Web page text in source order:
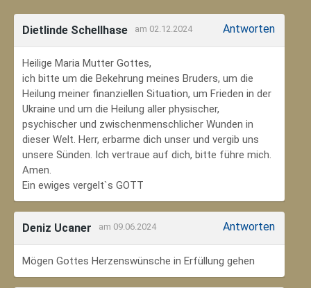
Dietlinde Schellhase am 02.12.2024 Antworten
Heilige Maria Mutter Gottes,
ich bitte um die Bekehrung meines Bruders, um die
Heilung meiner finanziellen Situation, um Frieden in der
Ukraine und um die Heilung aller physischer,
psychischer und zwischenmenschlicher Wunden in
dieser Welt. Herr, erbarme dich unser und vergib uns
unsere Sünden. Ich vertraue auf dich, bitte führe mich.
Amen.
Ein ewiges vergelt`s GOTT
Deniz Ucaner am 09.06.2024 Antworten
Mögen Gottes Herzenswünsche in Erfüllung gehen